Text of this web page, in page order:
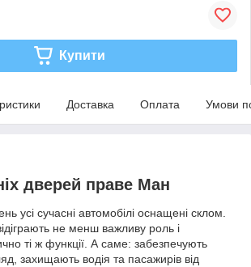
Купити
Доставка Оплата Умови
дверей праве Ман
усі сучасні автомобілі оснащені склом.
не менш важливу роль і
ті ж функції. А саме: забезпечують
захищають водія та пасажирів від